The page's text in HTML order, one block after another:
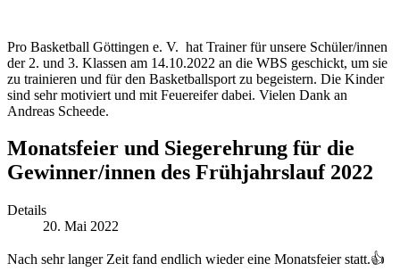
Pro Basketball Göttingen e. V. hat Trainer für unsere Schüler/innen
der 2. und 3. Klassen am 14.10.2022 an die WBS geschickt, um sie
zu trainieren und für den Basketballsport zu begeistern. Die Kinder
sind sehr motiviert und mit Feuereifer dabei. Vielen Dank an
Andreas Scheede.
Monatsfeier und Siegerehrung für die
Gewinner/innen des Frühjahrslauf 2022
Details
20. Mai 2022
Nach sehr langer Zeit fand endlich wieder eine Monatsfeier statt.👍